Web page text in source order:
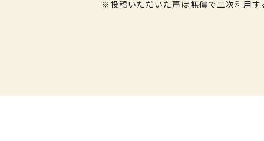
※投稿いただいた声は無償で二次利用す